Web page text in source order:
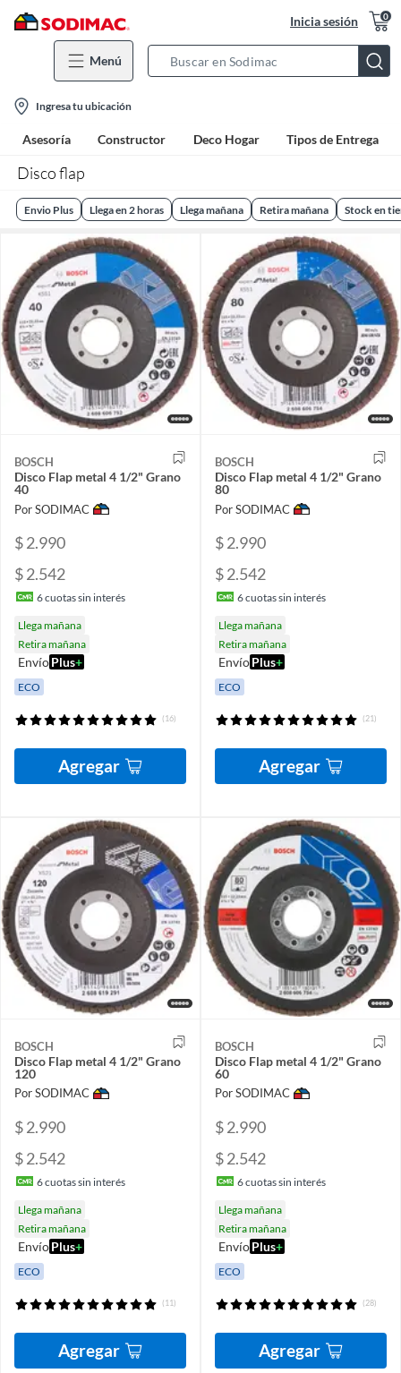
Inicia sesión 0
Menú
Bar
location-
icon
Ingresa tu ubicación
Asesoría Constructor Deco Hogar Tipos de Entrega
Disco flap
Envio Plus Llega en 2 horas Llega mañana Retira mañana Stock en
BOSCH
Disco Flap metal 4 1/2" Grano
40
Por SODIMAC
$ 2.990
$ 2.542
6cuotas sin interés
Llega mañana
Retira mañana
EnvíoPlus+
ECO
(16)
Agregar
BOSCH
Disco Flap metal 4 1/2" Grano
80
Por SODIMAC
$ 2.990
$ 2.542
6cuotas sin interés
Llega mañana
Retira mañana
EnvíoPlus+
ECO
(21)
Agregar
BOSCH
Disco Flap metal 4 1/2" Grano
120
Por SODIMAC
$ 2.990
$ 2.542
6cuotas sin interés
Llega mañana
Retira mañana
EnvíoPlus+
ECO
(11)
Agregar
BOSCH
Disco Flap metal 4 1/2" Grano
60
Por SODIMAC
$ 2.990
$ 2.542
6cuotas sin interés
Llega mañana
Retira mañana
EnvíoPlus+
ECO
(28)
Agregar